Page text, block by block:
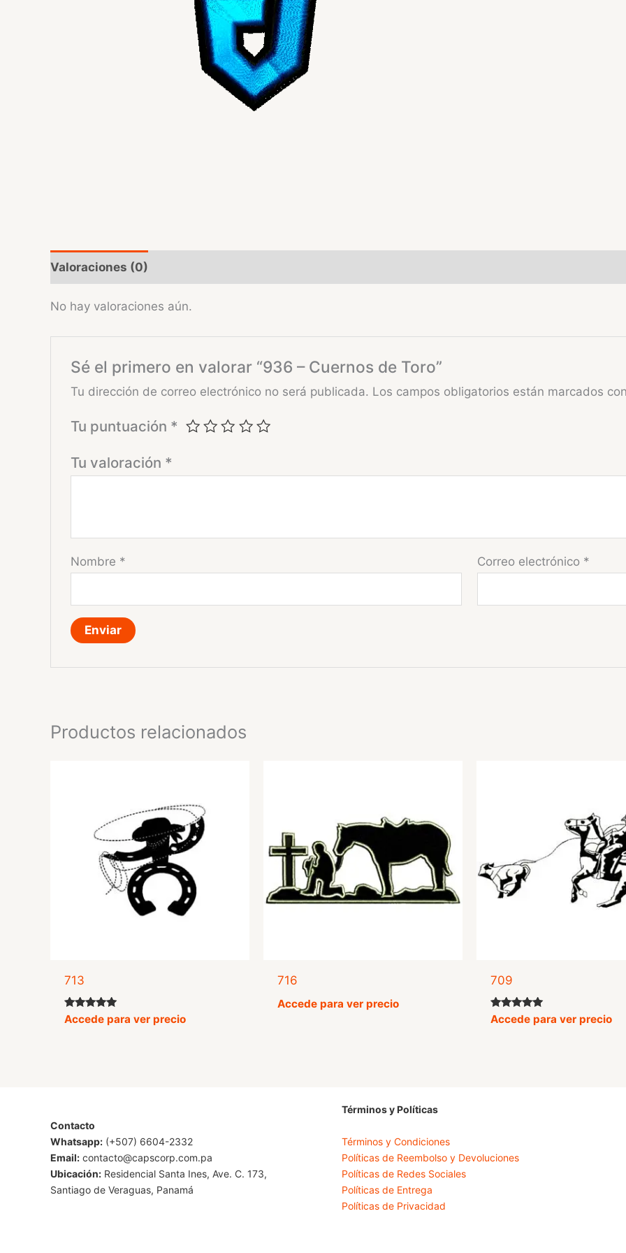
Valoraciones (0)
No hay valoraciones aún.
Sé el primero en valorar “936 – Cuernos de Toro”
Tu dirección de correo electrónico no será publicada. Los campos obligatorios están marcados
Tu puntuación *
Tu valoración *
Nombre * Correo electrónico *
Productos relacionados
713
Valorado
con
Accede para ver precio
716
Accede para ver precio
709
Valorado
con
Accede para ver precio
Contacto
Whatsapp: (+507) 6604-2332
Email: contacto@capscorp.com.pa
Ubicación: Residencial Santa Ines, Ave. C. 173,
Santiago de Veraguas, Panamá
Términos y Políticas
Términos y Condiciones
Políticas de Reembolso y Devoluciones
Políticas de Redes Sociales
Políticas de Entrega
Políticas de Privacidad